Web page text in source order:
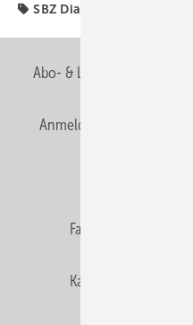
SBZ Dialog
Abo- & Leserservice
Anmelden
Fachbeiträge
Karriere bei Gentner